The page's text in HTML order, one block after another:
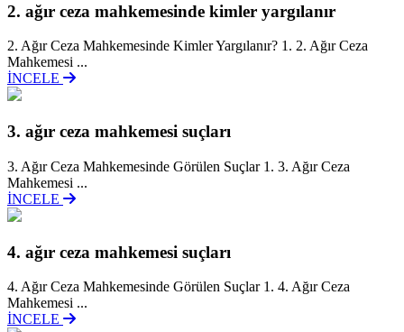
2. ağır ceza mahkemesinde kimler yargılanır
2. Ağır Ceza Mahkemesinde Kimler Yargılanır? 1. 2. Ağır Ceza
Mahkemesi ...
İNCELE
3. ağır ceza mahkemesi suçları
3. Ağır Ceza Mahkemesinde Görülen Suçlar 1. 3. Ağır Ceza
Mahkemesi ...
İNCELE
4. ağır ceza mahkemesi suçları
4. Ağır Ceza Mahkemesinde Görülen Suçlar 1. 4. Ağır Ceza
Mahkemesi ...
İNCELE